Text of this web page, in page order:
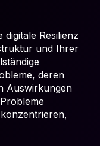
Resilienz
und Ihrer
deren
Auswirkungen